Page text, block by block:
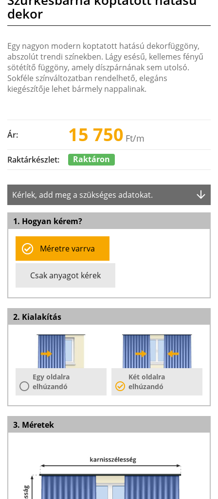
dekor
Egy nagyon modern koptatott hatású dekorfüggöny,
abszolút trendi színekben. Lágy esésű, kellemes fényű
sötétítő függöny, amely díszpárnának sem utolsó.
Sokféle színváltozatban rendelhető, elegáns
kiegészítője lehet bármely nappalinak.
Ár: 15 750 Ft/m
Raktárkészlet: Raktáron
Kérlek, add meg a szükséges adatokat.
1. Hogyan kérem?
Méretre varrva
Csak anyagot kérek
2. Kialakítás
Egy oldalra
elhúzandó
Két oldalra
elhúzandó
3. Méretek